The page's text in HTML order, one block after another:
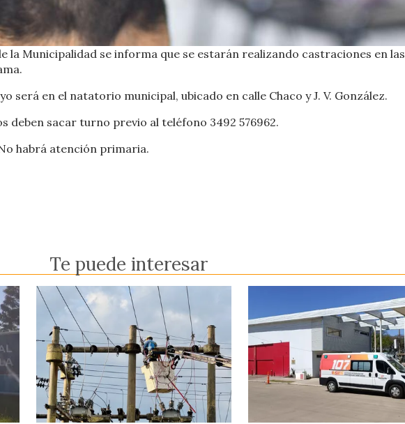
la Municipalidad se informa que se estarán realizando castraciones en las
será en el natatorio municipal, ubicado en calle Chaco y J. V. González.
deben sacar turno previo al teléfono 3492 576962.
habrá atención primaria.
Te puede interesar